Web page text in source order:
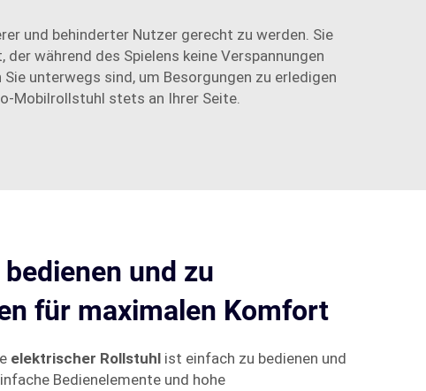
und behinderter Nutzer gerecht zu werden. Sie
während des Spielens keine Verspannungen
unterwegs sind, um Besorgungen zu erledigen
Mobilrollstuhl stets an Ihrer Seite.
und zu
für maximalen Komfort
elektrischer Rollstuhl ist einfach zu bedienen und
Bedienelemente und hohe